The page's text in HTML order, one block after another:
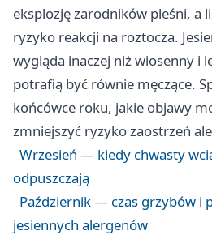
eksplozję zarodników pleśni, a
ryzyko reakcji na roztocza.
wygląda inaczej niż wiosenny i
potrafią być równie męczące.
końcówce roku, jakie objawy
zmniejszyć ryzyko zaostrzeń
Wrzesień — kiedy chwasty
odpuszczają
Październik — czas grzybów i
jesiennych alergenów